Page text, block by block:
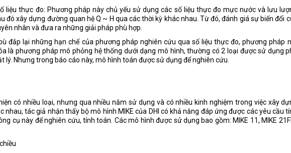
liệu thực đo: Phương pháp này chủ yếu sử dụng các số liệu thực đo mực nước và lưu
đó xây dựng đường quan hệ Q ~ H qua các thời kỳ khác nhau. Từ đó, đánh giá sự biến đổi
nhân và đưa ra những giải pháp phù hợp.
đắp lại những hạn chế của phương pháp nghiên cứu qua số liệu thực đo, phương pháp
là phương pháp mô phỏng hệ thống dưới dạng mô hình, thường có 2 loại được sử dụng
lý. Nhưng trong báo cáo này, mô hình toán được sử dụng để nghiên cứu.
có nhiều loại, nhưng qua nhiều năm sử dụng và có nhiều kinh nghiệm trong việc xây
nhau, tác giả nhận thấy bộ mô hình MIKE của DHI có khả năng đáp ứng được các yêu cầu
cụ này để nghiên cứu, tính toán. Các mô hình được sử dụng bao gồm: MIKE 11, MIKE